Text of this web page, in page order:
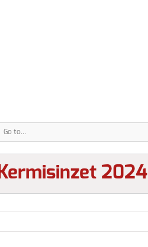
Go to...
Kermisinzet 2024